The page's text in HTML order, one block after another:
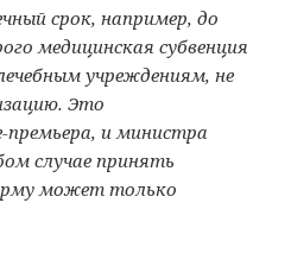
срок, например, до
медицинская субвенция
учреждениям, не
Это
премьера, и министра
случае принять
может только